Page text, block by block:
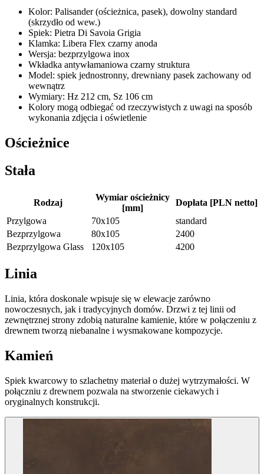
Kolor: Palisander (ościeżnica, pasek), dowolny standard
(skrzydło od wew.)
Spiek: Pietra Di Savoia Grigia
Klamka: Libera Flex czarny anoda
Wersja: bezprzylgowa inox
Wkładka antywłamaniowa czarny struktura
Model: spiek jednostronny, drewniany pasek zachowany od
wewnątrz
Wymiary: Hz 212 cm, Sz 106 cm
Kolory mogą odbiegać od rzeczywistych z uwagi na sposób
wykonania zdjęcia i oświetlenie
Ościeżnice
Stała
Rodzaj
Wymiar ościeżnicy
[mm]
Dopłata [PLN netto]
Przylgowa
70x105
standard
Bezprzylgowa
80x105
2400
Bezprzylgowa Glass
120x105 4200
Linia
Linia, która doskonale wpisuje się w elewacje zarówno
nowoczesnych, jak i tradycyjnych domów. Drzwi z tej linii od
zewnętrznej strony zdobią naturalne kamienie, które w połączeniu z
drewnem tworzą niebanalne i wysmakowane kompozycje.
Kamień
Spiek kwarcowy to szlachetny materiał o dużej wytrzymałości. W
połączniu z drewnem pozwala na stworzenie ciekawych i
oryginalnych konstrukcji.